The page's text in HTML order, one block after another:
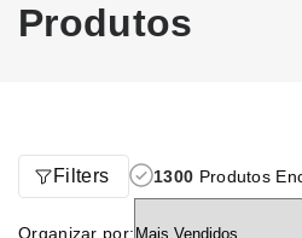
Produtos
Filters 1300 Produtos
Organizar por: